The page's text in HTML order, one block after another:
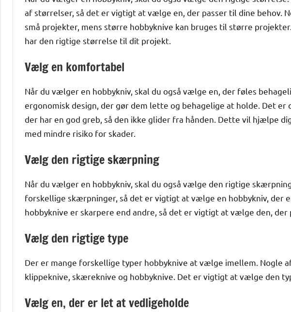
af størrelser, så det er vigtigt at vælge en, der passer til dine behov.
små projekter, mens større hobbyknive kan bruges til større
har den rigtige størrelse til dit projekt.
Vælg en komfortabel
Når du vælger en hobbykniv, skal du også vælge en, der føles
ergonomisk design, der gør dem lette og behagelige at holde. Det er
der har en god greb, så den ikke glider fra hånden. Dette vil hjælpe
med mindre risiko for skader.
Vælg den rigtige skærpning
Når du vælger en hobbykniv, skal du også vælge den rigtige
forskellige skærpninger, så det er vigtigt at vælge en hobbykniv, der
hobbyknive er skarpere end andre, så det er vigtigt at vælge den, der
Vælg den rigtige type
Der er mange forskellige typer hobbyknive at vælge imellem. Nogle
klippeknive, skæreknive og hobbyknive. Det er vigtigt at vælge den
Vælg en, der er let at vedligeholde